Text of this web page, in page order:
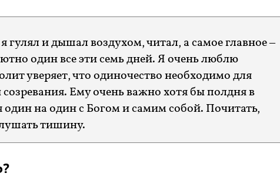
гулял и дышал воздухом, читал, а самое главное –
один все эти семь дней. Я очень люблю
уверяет, что одиночество необходимо для
созревания. Ему очень важно хотя бы полдня в
один на один с Богом и самим собой. Почитать,
тишину.